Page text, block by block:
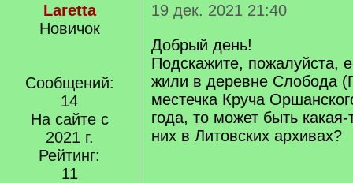
Laretta
Новичок
Сообщений:
14
На сайте с
2021 г.
Рейтинг:
11
19 дек. 2021 21:40
Добрый день!
Подскажите, пожалуйста,
жили в деревне Слобода
местечка Круча
года, то может быть
них в Литовских архивах?